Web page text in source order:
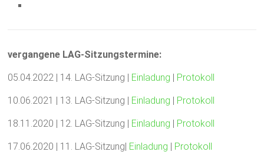
vergangene LAG-Sitzungstermine:
05.04.2022 | 14. LAG-Sitzung | Einladung | Protokoll
10.06.2021 | 13. LAG-Sitzung | Einladung | Protokoll
18.11.2020 | 12. LAG-Sitzung | Einladung | Protokoll
17.06.2020 | 11. LAG-Sitzung| Einladung | Protokoll